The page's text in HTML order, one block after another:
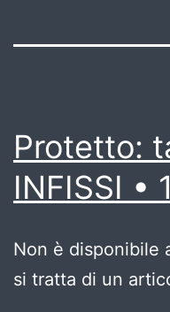
Protetto:
INFISSI •
Non è disponibile
si tratta di un